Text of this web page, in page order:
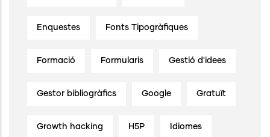
Enquestes Fonts Tipogràfiques
Formació Formularis Gestió d'idees
Gestor bibliogràfics Google Gratuït
Growth hacking H5P Idiomes